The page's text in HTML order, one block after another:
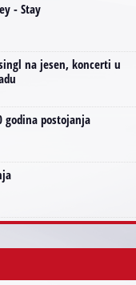
- Stay
na jesen, koncerti u
godina postojanja